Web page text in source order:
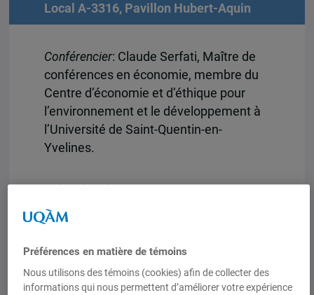
Local A-3316, Pavillon Hubert-Aquin
Conférencier: Claude Serfati, Maître de
conférences en économie, membre du
Centre d’économie et d’éthique pour
l’environnement et le développement à
l’Université de Saint-Quentin-en-
Yvelines.
Préférences en matière de témoins
Nous utilisons des témoins (cookies) afin de collecter des
informations qui nous permettent d’améliorer votre expérience